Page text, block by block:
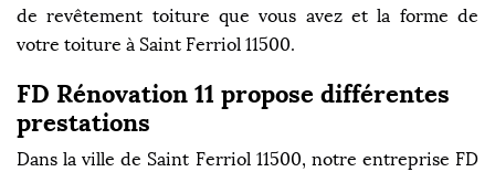
de revêtement toiture que vous avez et la forme de
votre toiture à Saint Ferriol 11500.
FD Rénovation 11 propose différentes
prestations
Dans la ville de Saint Ferriol 11500, notre entreprise FD